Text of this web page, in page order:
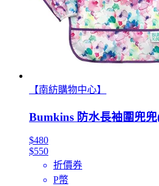
【南紡購物中心】
Bumkins 防水長袖圍兜
$480
$550
折價券
P幣